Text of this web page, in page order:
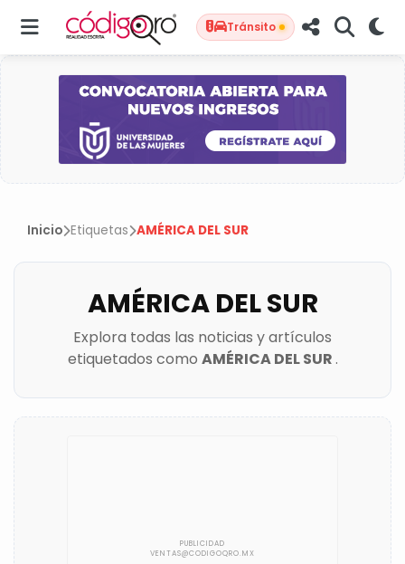
Tránsito
Inicio Etiquetas AMÉRICA DEL SUR
AMÉRICA DEL SUR
Explora todas las noticias y artículos
etiquetados como AMÉRICA DEL SUR.